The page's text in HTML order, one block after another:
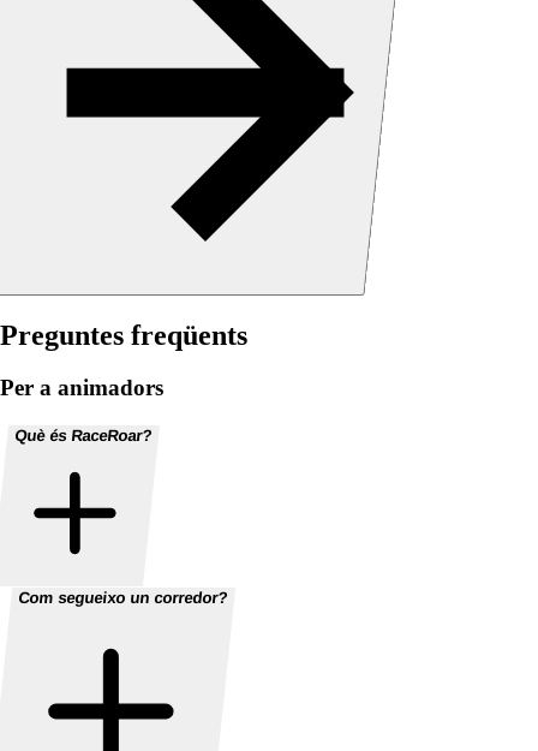
Preguntes freqüents
Per a animadors
Què és RaceRoar?
Com segueixo un corredor?